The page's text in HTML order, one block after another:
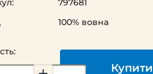
Купити
100% вовна